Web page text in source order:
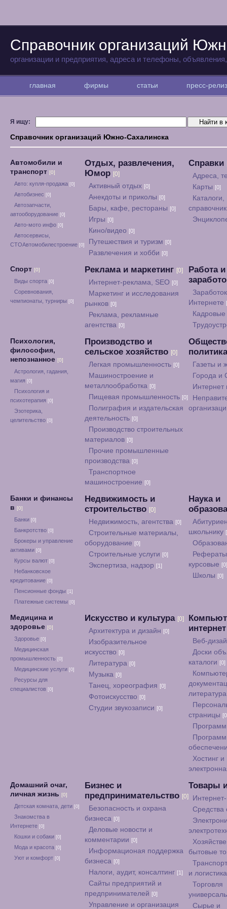
Справочник организаций
организации и предприятия, адреса и телефоны,
главная фирмы статьи пресс-
Я ищу:
Справочник организаций Южно-Сахалинска
Автомобили и
транспорт [0]
Авто: купля-продажа [0]
Автобизнес [0]
Автозапчасти,
автооборудование [0]
Авто-мото инфо [0]
Автосервисы,
СТОАвтомобилестроение [0]
Отдых, развлечения,
Юмор [0]
Активный отдых [0]
Анекдоты и приколы [0]
Бары, кафе, рестораны [0]
Игры [0]
Кино/видео [0]
Путешествия и туризм [0]
Развлечения и хобби [0]
Справки
Адреса,
Карты [0]
Каталоги,
Спорт [0]
Виды спорта [0]
Соревнования,
чемпионаты, турниры [0]
Реклама и маркетинг [0]
Интернет-реклама, SEO [0]
Маркетинг и исследования
рынков [0]
Реклама, рекламные
агентства [0]
Работа и
Интернете
Кадровые
Психология,
философия,
непознанное [0]
Астрология, гадания,
магия [0]
Психология и
психотерапия [0]
Эзотерика,
целительство [0]
Производство и
сельское хозяйство [0]
Легкая промышленность [0]
Машиностроение и
металлообработка [0]
Пищевая промышленность [0]
Полиграфия и издательская
деятельность [0]
Производство строительных
материалов [0]
Прочие промышленные
производства [0]
Транспортное
машиностроение [0]
Газеты и
Города и
Банки и финансы
в [0]
Банки [0]
Банкротство [0]
Брокеры и управление
активами [0]
Курсы валют [0]
Небанковское
кредитование [0]
Пенсионные фонды [1]
Платежные системы [0]
Недвижимость и
строительство [0]
Недвижимость, агентства [0]
Строительные материалы,
оборудование [0]
Строительные услуги [0]
Экспертиза, надзор [1]
Наука и
школьнику
курсовые [0]
Школы [0]
Медицина и
здоровье [0]
Здоровье [0]
Медицинская
промышленность [0]
Медицинские услуги [0]
Ресурсы для
специалистов [0]
Искусство и культура [0]
Архитектура и дизайн [0]
Изобразительное
искусство [0]
Литература [0]
Музыка [0]
Танец, хореография [0]
Фотоискусство [0]
Студии звукозаписи [0]
Веб-
Доски
каталоги [0]
страницы
Хостинг и
Домашний очаг,
личная жизнь [0]
Детская комната, дети [0]
Знакомства в
Интернете [0]
Кошки и собаки [0]
Мода и красота [0]
Уют и комфорт [0]
Бизнес и
предпринимательство [0]
Безопасность и охрана
бизнеса [0]
Деловые новости и
комментарии [0]
Информационая поддержка
бизнеса [0]
Налоги, аудит, консалтинг [1]
Сайты предприятий и
предпринимателей [0]
Управление и организация
Товары
Средства
бытовые
и
Торговля
Сырье и